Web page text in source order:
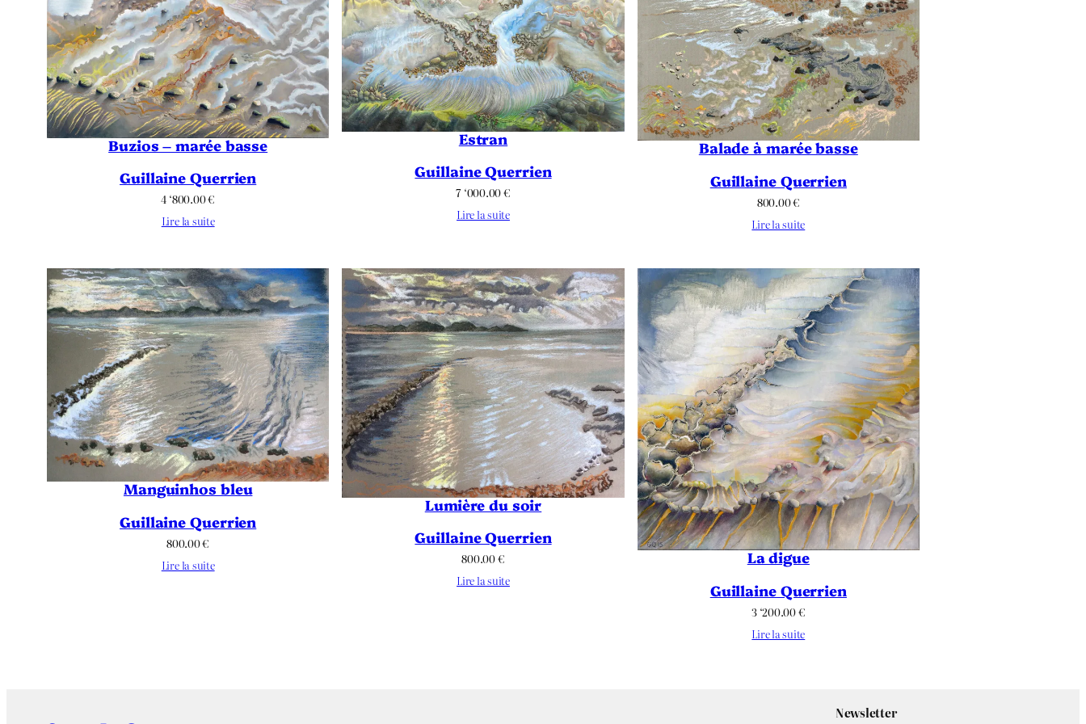
Buzios – marée basse
Guillaine Querrien
4 ‘800.00€
Lire la suite
Estran
Guillaine Querrien
7 ‘000.00€
Lire la suite
Balade à marée basse
Guillaine Querrien
800.00€
Lire la suite
Manguinhos bleu
Guillaine Querrien
800.00€
Lire la suite
Lumière du soir
Guillaine Querrien
800.00€
Lire la suite
La digue
Guillaine Querrien
3 ‘200.00€
Lire la suite
Newsletter